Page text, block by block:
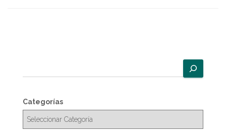
u
c
a
Categorías